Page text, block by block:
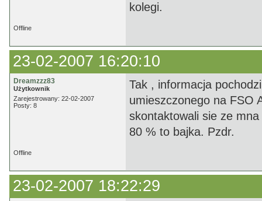
kolegi.
Offline
23-02-2007 16:20:10
Dreamzzz83
Użytkownik
Zarejestrowany: 22-02-2007
Posty: 8
Tak , informacja
umieszczonego na FSO
skontaktowali sie ze
80 % to bajka. Pzdr.
Offline
23-02-2007 18:22:29